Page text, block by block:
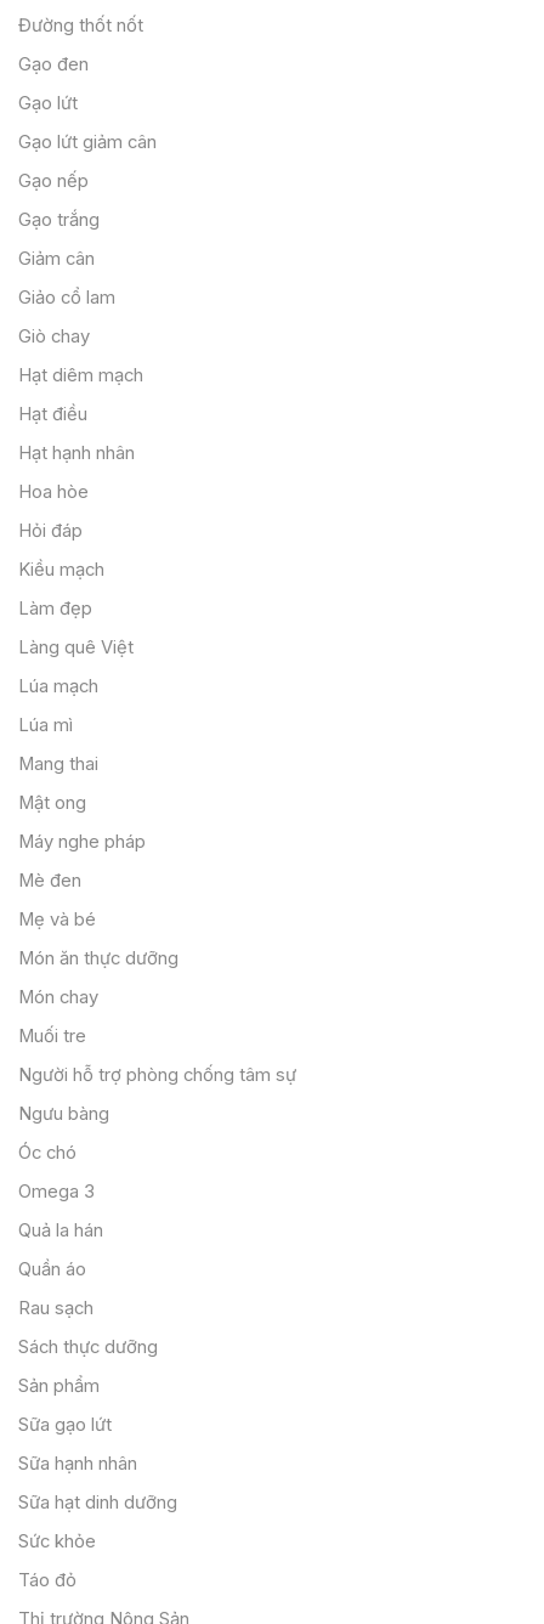
Đường thốt nốt
Gạo đen
Gạo lứt
Gạo lứt giảm cân
Gạo nếp
Gạo trắng
Giảm cân
Giảo cổ lam
Giò chay
Hạt diêm mạch
Hạt điều
Hạt hạnh nhân
Hoa hòe
Hỏi đáp
Kiều mạch
Làm đẹp
Làng quê Việt
Lúa mạch
Lúa mì
Mang thai
Mật ong
Máy nghe pháp
Mè đen
Mẹ và bé
Món ăn thực dưỡng
Món chay
Muối tre
Người hỗ trợ phòng chống tâm sự
Ngưu bàng
Óc chó
Omega 3
Quả la hán
Quần áo
Rau sạch
Sách thực dưỡng
Sản phẩm
Sữa gạo lứt
Sữa hạnh nhân
Sữa hạt dinh dưỡng
Sức khỏe
Táo đỏ
Thị trường Nông Sản